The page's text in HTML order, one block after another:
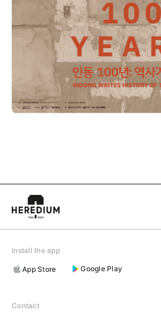
Install the app
App Store
Google Play
Contact